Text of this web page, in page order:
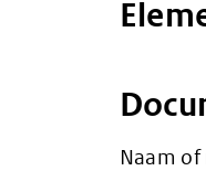
Naam